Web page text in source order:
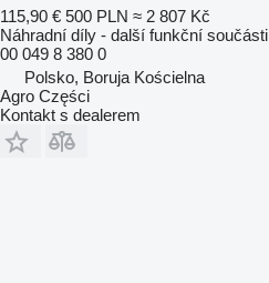
115,90 € 500 PLN ≈ 2 807 Kč
Náhradní díly - další funkční součásti
00 049 8 380 0
Polsko, Boruja Kościelna
Agro Części
Kontakt s dealerem